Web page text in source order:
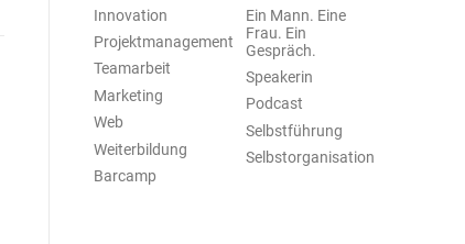
Innovation
Projektmanagement
Teamarbeit
Marketing
Web
Weiterbildung
Barcamp
Ein Mann. Eine
Frau. Ein
Gespräch.
Speakerin
Podcast
Selbstführung
Selbstorganisation